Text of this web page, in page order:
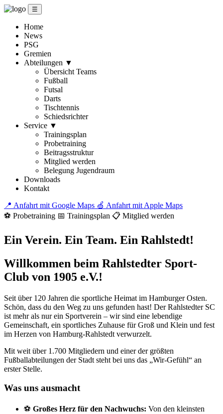
☰
Home
News
PSG
Gremien
Abteilungen ▼
Übersicht Teams
Fußball
Futsal
Darts
Tischtennis
Schiedsrichter
Service ▼
Trainingsplan
Probetraining
Beitragsstruktur
Mitglied werden
Belegung Jugendraum
Downloads
Kontakt
📍 Anfahrt mit Google Maps 🍏 Anfahrt mit Apple Maps
⚽ Probetraining 📅 Trainingsplan 📋 Mitglied werden
Ein Verein. Ein Team. Ein Rahlstedt!
Willkommen beim Rahlstedter Sport-
Club von 1905 e.V.!
Seit über 120 Jahren die sportliche Heimat im Hamburger Osten.
Schön, dass du den Weg zu uns gefunden hast! Der Rahlstedter SC
ist mehr als nur ein Sportverein – wir sind eine lebendige
Gemeinschaft, ein sportliches Zuhause für Groß und Klein und fest
im Herzen von Hamburg-Rahlstedt verwurzelt.
Mit weit über 1.700 Mitgliedern und einer der größten
Fußballabteilungen der Stadt steht bei uns das „Wir-Gefühl“ an
erster Stelle.
Was uns ausmacht
⚽ Großes Herz für den Nachwuchs: Von den kleinsten